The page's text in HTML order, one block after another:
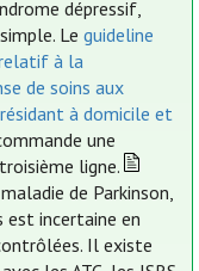
dépressif,
Le guideline
à la
de soins aux
à domicile et
une
ligne.
de Parkinson,
est incertaine en
Il existe